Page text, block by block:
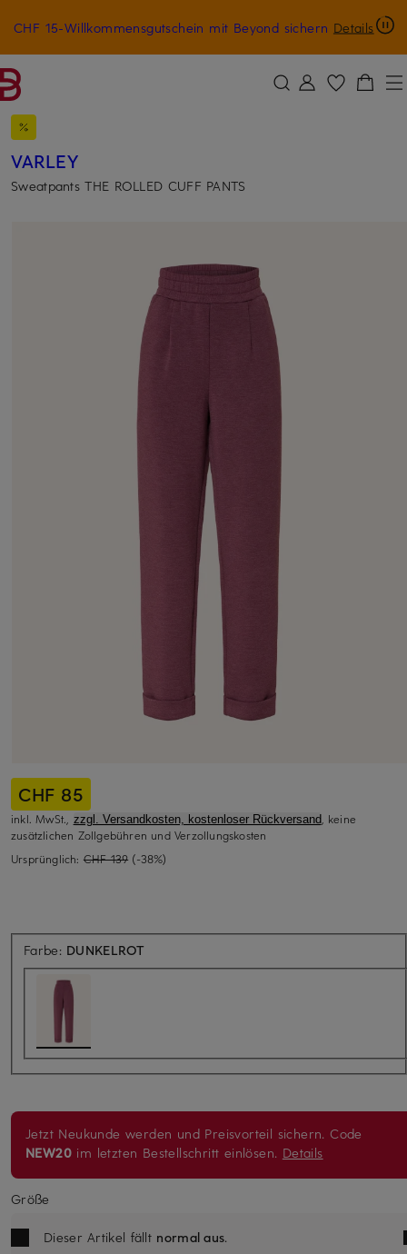
ZUM HAUPTINHALT ÜBERSPRINGEN ZUM SUCHFELD ÜBERSPRINGEN
CHF 15-Willkommensgutschein mit Beyond sichern Details
VARLEY
Sweatpants THE ROLLED CUFF PANTS
CHF 85
inkl. MwSt., zzgl. Versandkosten, kostenloser Rückversand, keine
zusätzlichen Zollgebühren und Verzollungskosten
Ursprünglich: CHF 139 (-38%)
Farbe: DUNKELROT
Jetzt Neukunde werden und Preisvorteil sichern. Code
NEW20 im letzten Bestellschritt einlösen. Details
Größe
Dieser Artikel fällt normal aus.